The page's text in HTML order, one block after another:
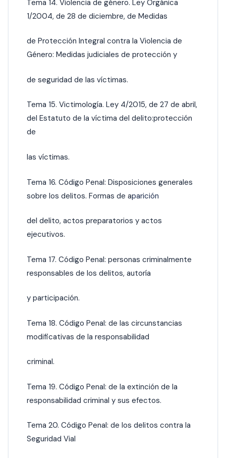
Tema 14. Violencia de género. Ley Orgánica
1/2004, de 28 de diciembre, de Medidas
de Protección Integral contra la Violencia de
Género: Medidas judiciales de protección y
de seguridad de las víctimas.
Tema 15. Victimología. Ley 4/2015, de 27 de abril,
del Estatuto de la víctima del delito:protección
de
las víctimas.
Tema 16. Código Penal: Disposiciones generales
sobre los delitos. Formas de aparición
del delito, actos preparatorios y actos
ejecutivos.
Tema 17. Código Penal: personas criminalmente
responsables de los delitos, autoría
y participación.
Tema 18. Código Penal: de las circunstancias
modificativas de la responsabilidad
criminal.
Tema 19. Código Penal: de la extinción de la
responsabilidad criminal y sus efectos.
Tema 20. Código Penal: de los delitos contra la
Seguridad Vial